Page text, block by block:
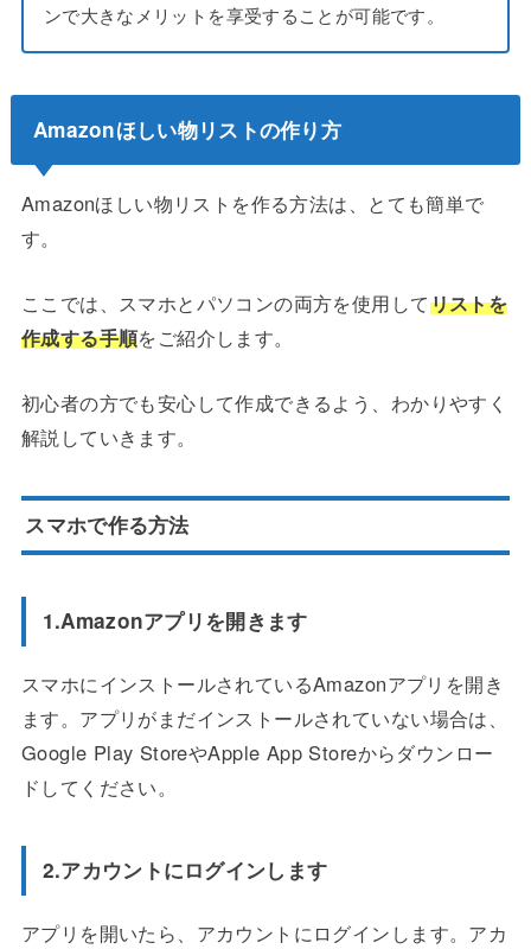
ンで大きなメリットを享受することが可能です。
Amazonほしい物リストの作り方
Amazonほしい物リストを作る方法は、とても簡単で
す。
ここでは、スマホとパソコンの両方を使用してリストを
作成する手順をご紹介します。
初心者の方でも安心して作成できるよう、わかりやすく
解説していきます。
スマホで作る方法
1.Amazonアプリを開きます
スマホにインストールされているAmazonアプリを開き
ます。アプリがまだインストールされていない場合は、
Google Play StoreやApple App Storeからダウンロー
ドしてください。
2.アカウントにログインします
アプリを開いたら、アカウントにログインします。アカ